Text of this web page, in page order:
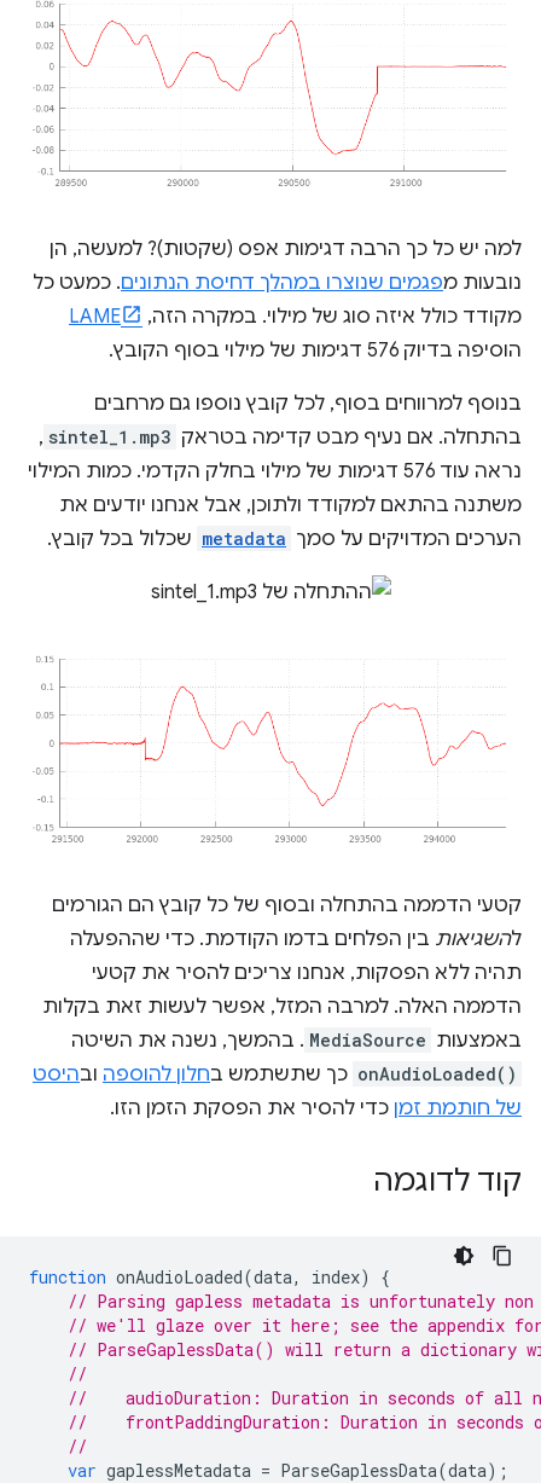
למה יש כל כך הרבה דגימות אפס (שקטות)? למעשה, הן
נובעות מפגמים שנוצרו במהלך דחיסת הנתונים. כמעט כל
מקודד כולל איזה סוג של מילוי. במקרה הזה,
LAME
הוסיפה בדיוק 576 דגימות של מילוי בסוף הקובץ.
בנוסף למרווחים בסוף, לכל קובץ נוספו גם מרחבים
בהתחלה. אם נעיף מבט קדימה בטראק sintel_1.mp3
,
נראה עוד 576 דגימות של מילוי בחלק הקדמי. כמות המילוי
משתנה בהתאם למקודד ולתוכן, אבל אנחנו יודעים את
הערכים המדויקים על סמך metadata שכלול בכל קובץ.
קטעי הדממה בהתחלה ובסוף של כל קובץ הם הגורמים
להשגיאות בין הפלחים בדמו הקודמת. כדי שההפעלה
תהיה ללא הפסקות, אנחנו צריכים להסיר את קטעי
הדממה האלה. למרבה המזל, אפשר לעשות זאת בקלות
באמצעות MediaSource . בהמשך, נשנה את השיטה
onAudioLoaded() כך שתשתמש בחלון להוספה ובהיסט
של חותמת זמן כדי להסיר את הפסקת הזמן הזו.
קוד לדוגמה
function onAudioLoaded(data, index)
{
// Parsing gapless metadata is unfortunately
// we'll glaze over it here; see the appendix
// ParseGaplessData() will return a dictionary
//
//    audioDuration: Duration in seconds of all
//    frontPaddingDuration: Duration in seconds
//
var gaplessMetadata = ParseGaplessData(data);